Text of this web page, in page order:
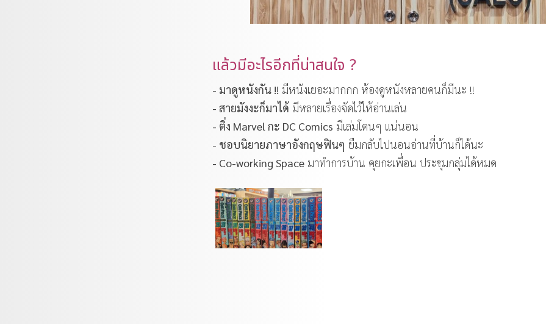
แล้วมีอะไรอีกที่น่าสนใจ ?
- มาดูหนังกัน !! มีหนังเยอะมากกก ห้องดูหนังหลายคนก็มีนะ !!
- สายมังงะก็มาได้ มีหลายเรื่องจัดไว้ให้อ่านเล่น
- ติ่ง Marvel กะ DC Comics มีเล่มโดนๆ แน่นอน
- ชอบนิยายภาษาอังกฤษฟินๆ ยืมกลับไปนอนอ่านที่บ้านก็ได้นะ
- Co-working Space มาทำการบ้าน คุยกะเพื่อน ประชุมกลุ่มได้หมด